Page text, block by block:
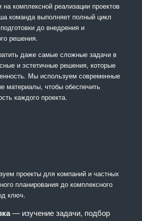
комплексной реализации проектов
команда выполняет полный цикл
до внедрения и
решения.
даже самые сложные задачи в
и эстетичные решения, которые
Мы используем современные
материалы, чтобы обеспечить
каждого проекта.
проекты для компаний и частных
планирования до комплексного
ключ.
— изучение задачи, подбор